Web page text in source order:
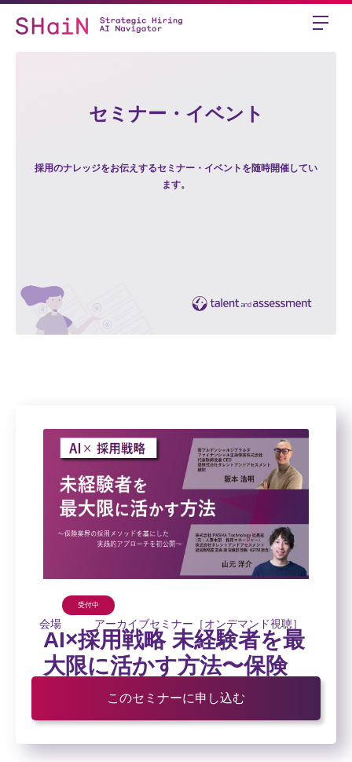
セミナー・イベント
採用のナレッジをお伝えするセミナー・イベントを随時開催してい
ます。
受付中
AI×採用戦略 未経験者を最
大限に活かす方法〜保険
業界の採用メソッドを基...
会場 アーカイブセミナー［オンデマンド視聴］
このセミナーに申し込む